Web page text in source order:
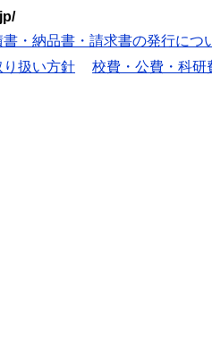
書・納品書・請求書の発行につ
扱い方針 校費・公費・科研